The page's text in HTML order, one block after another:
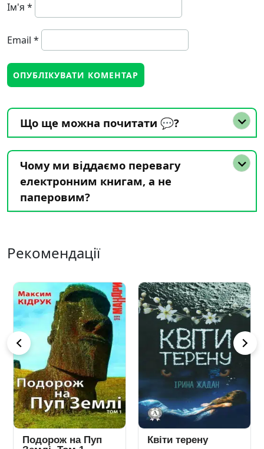
Ім'я *
Email *
Що ще можна почитати 💬?
Чому ми віддаємо перевагу
електронним книгам, а не
паперовим?
Рекомендації
Подорож на Пуп
Квіти терену